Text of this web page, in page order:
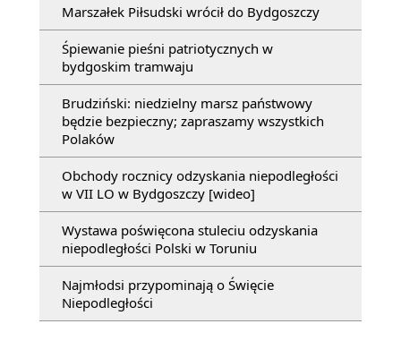
Marszałek Piłsudski wrócił do Bydgoszczy
Śpiewanie pieśni patriotycznych w
bydgoskim tramwaju
Brudziński: niedzielny marsz państwowy
będzie bezpieczny; zapraszamy wszystkich
Polaków
Obchody rocznicy odzyskania niepodległości
w VII LO w Bydgoszczy [wideo]
Wystawa poświęcona stuleciu odzyskania
niepodległości Polski w Toruniu
Najmłodsi przypominają o Święcie
Niepodległości